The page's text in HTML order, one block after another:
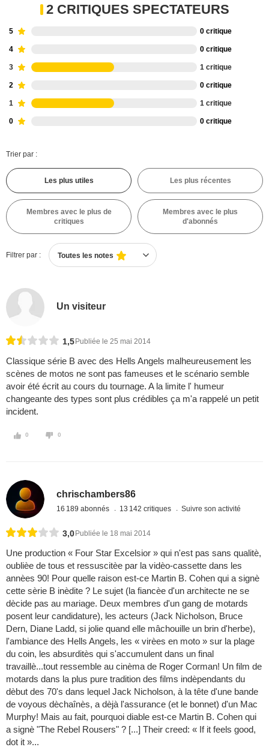
2 CRITIQUES SPECTATEURS
5 0 critique
4 0 critique
3 1 critique
2 0 critique
1 1 critique
0 0 critique
Trier par :
Les plus utiles Les plus récentes
Membres avec le plus de
critiques
Membres avec le plus
d'abonnés
Filtrer par : Toutes les notes
Un visiteur
1,5 Publiée le 25 mai 2014
Classique série B avec des Hells Angels malheureusement les
scènes de motos ne sont pas fameuses et le scénario semble
avoir été écrit au cours du tournage. A la limite l' humeur
changeante des types sont plus crédibles ça m'a rappelé un petit
incident.
0 0
chrischambers86
16 189 abonnés 13 142 critiques Suivre son activité
3,0 Publiée le 18 mai 2014
Une production « Four Star Excelsior » qui n'est pas sans qualitè,
oublièe de tous et ressuscitèe par la vidèo-cassette dans les
annèes 90! Pour quelle raison est-ce Martin B. Cohen qui a signè
cette sèrie B inèdite ? Le sujet (la fiancèe d'un architecte ne se
dècide pas au mariage. Deux membres d'un gang de motards
posent leur candidature), les acteurs (Jack Nicholson, Bruce
Dern, Diane Ladd, si jolie quand elle mâchouille un brin d'herbe),
l'ambiance des Hells Angels, les « virèes en moto » sur la plage
du coin, les absurditès qui s'accumulent dans un final
travaillè...tout ressemble au cinèma de Roger Corman! Un film de
motards dans la plus pure tradition des films indèpendants du
dèbut des 70's dans lequel Jack Nicholson, à la tête d'une bande
de voyous dèchaînès, a dèjà l'assurance (et le bonnet) d'un Mac
Murphy! Mais au fait, pourquoi diable est-ce Martin B. Cohen qui
a signè "The Rebel Rousers" ? [...] Their creed: « If it feels good,
dot it »...